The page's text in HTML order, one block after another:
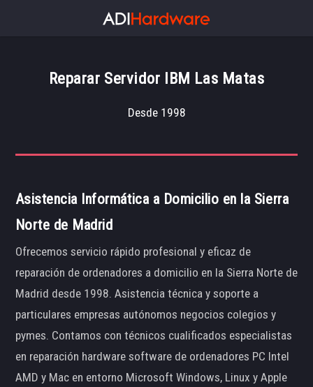
Reparar Servidor IBM Las Matas
Desde 1998
Asistencia Informática a Domicilio en la Sierra
Norte de Madrid
Ofrecemos servicio rápido profesional y eficaz de
reparación de ordenadores a domicilio en la Sierra Norte de
Madrid desde 1998. Asistencia técnica y soporte a
particulares empresas autónomos negocios colegios y
pymes. Contamos con técnicos cualificados especialistas
en reparación hardware software de ordenadores PC Intel
AMD y Mac en entorno Microsoft Windows, Linux y Apple